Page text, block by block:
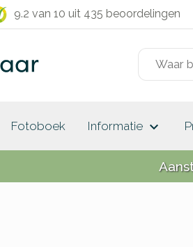
9.2 van 10 uit 435 beoordelingen
Fotoboek Informatie keyboard_arrow_down